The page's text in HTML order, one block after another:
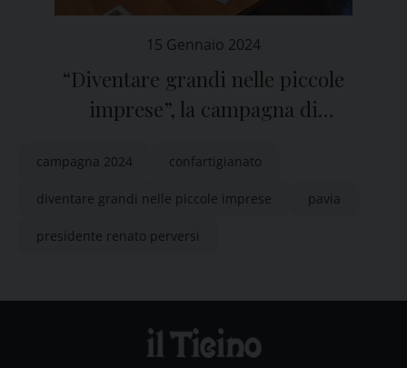
15 Gennaio 2024
“Diventare grandi nelle piccole
imprese”, la campagna di
campagna 2024 confartigianato
diventare grandi nelle piccole imprese pavia
presidente renato perversi